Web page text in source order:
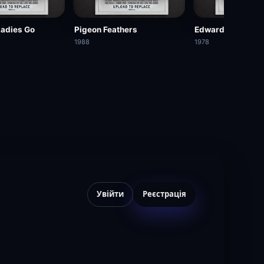
Go Pigeon Feathers
1988
Edward & Mrs.
1978
Увійти Реєстрація